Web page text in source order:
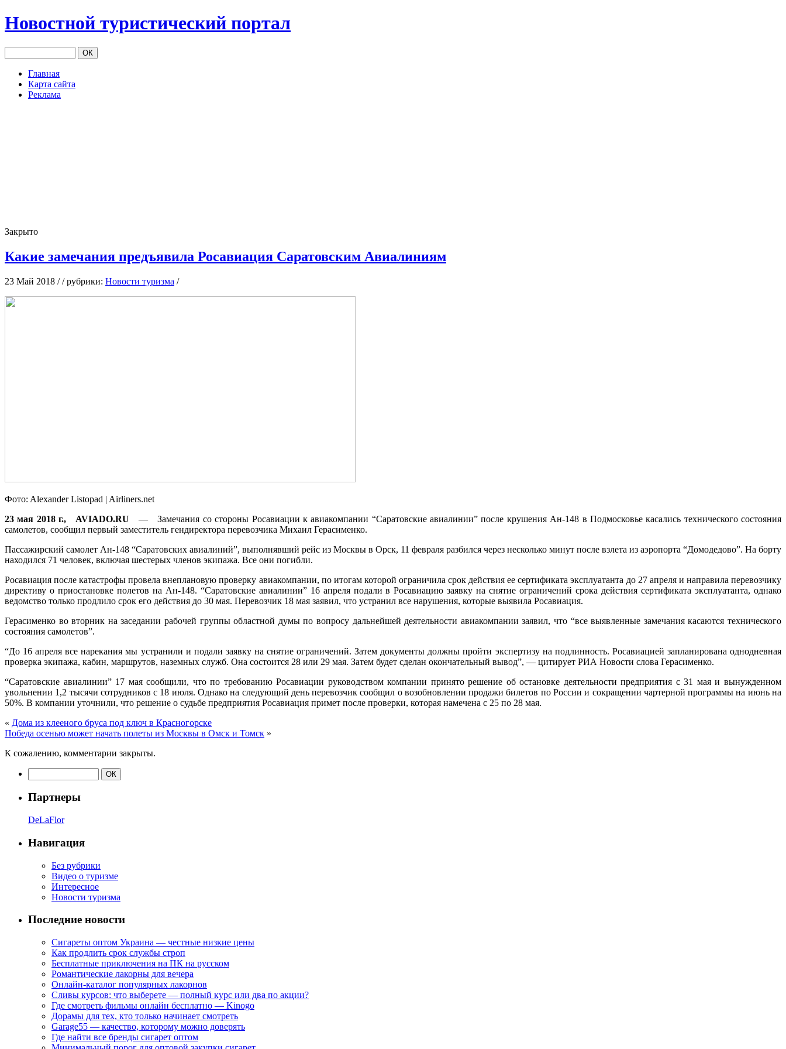
Новостной туристический портал
Главная
Карта сайта
Реклама
Закрыто
Какие замечания предъявила Росавиация Саратовским Авиалиниям
23 Май 2018 / / рубрики: Новости туризма /
Фoтo: Alexander Listopad | Airliners.net
23 мaя 2018 г., AVIADO.RU — Зaмeчaния со стороны Росавиации к авиакомпании “Саратовские авиалинии” после крушения Ан-148 в Подмосковье касались технического состояния
самолетов, сообщил первый заместитель гендиректора перевозчика Михаил Герасименко.
Пассажирский самолет Ан-148 “Саратовских авиалиний”, выполнявший рейс из Москвы в Орск, 11 февраля разбился через несколько минут после взлета из аэропорта “Домодедово”. На борту
находился 71 человек, включая шестерых членов экипажа. Все они погибли.
Росавиация после катастрофы провела внеплановую проверку авиакомпании, по итогам которой ограничила срок действия ее сертификата эксплуатанта до 27 апреля и направила перевозчику
директиву о приостановке полетов на Ан-148. “Саратовские авиалинии” 16 апреля подали в Росавиацию заявку на снятие ограничений срока действия сертификата эксплуатанта, однако
ведомство только продлило срок его действия до 30 мая. Перевозчик 18 мая заявил, что устранил все нарушения, которые выявила Росавиация.
Герасименко во вторник на заседании рабочей группы областной думы по вопросу дальнейшей деятельности авиакомпании заявил, что “все выявленные замечания касаются технического
состояния самолетов”.
“До 16 апреля все нарекания мы устранили и подали заявку на снятие ограничений. Затем документы должны пройти экспертизу на подлинность. Росавиацией запланирована однодневная
проверка экипажа, кабин, маршрутов, наземных служб. Она состоится 28 или 29 мая. Затем будет сделан окончательный вывод”, — цитирует РИА Новости слова Герасименко.
“Саратовские авиалинии” 17 мая сообщили, что по требованию Росавиации руководством компании принято решение об остановке деятельности предприятия с 31 мая и вынужденном
увольнении 1,2 тысячи сотрудников с 18 июля. Однако на следующий день перевозчик сообщил о возобновлении продажи билетов по России и сокращении чартерной программы на июнь на
50%. В компании уточнили, что решение о судьбе предприятия Росавиация примет после проверки, которая намечена с 25 по 28 мая.
« Дома из клееного бруса под ключ в Красногорске
Победа осенью может начать полеты из Москвы в Омск и Томск »
К сожалению, комментарии закрыты.
Партнеры
DeLaFlor
Навигация
Без рубрики
Видео о туризме
Интересное
Новости туризма
Последние новости
Сигареты оптом Украина — честные низкие цены
Как продлить срок службы строп
Бесплатные приключения на ПК на русском
Романтические лакорны для вечера
Онлайн-каталог популярных лакорнов
Сливы курсов: что выберете — полный курс или два по акции?
Где смотреть фильмы онлайн бесплатно — Kinogo
Дорамы для тех, кто только начинает смотреть
Garage55 — качество, которому можно доверять
Где найти все бренды сигарет оптом